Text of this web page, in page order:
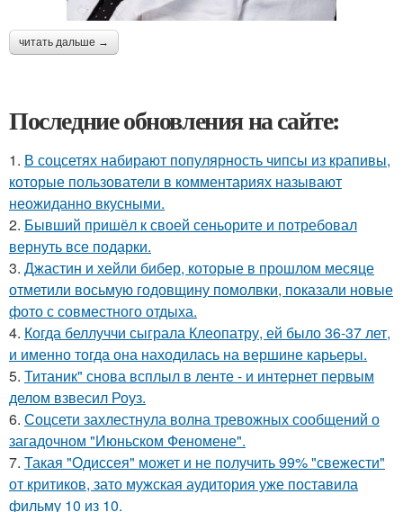
читать дальше →
Последние обновления на сайте:
1. В соцсетях набирают популярность чипсы из крапивы,
которые пользователи в комментариях называют
неожиданно вкусными.
2. Бывший пришёл к своей сеньорите и потребовал
вернуть все подарки.
3. Джастин и хейли бибер, которые в прошлом месяце
отметили восьмую годовщину помолвки, показали новые
фото с совместного отдыха.
4. Когда беллуччи сыграла Клеопатру, ей было 36-37 лет,
и именно тогда она находилась на вершине карьеры.
5. Титаник" снова всплыл в ленте - и интернет первым
делом взвесил Роуз.
6. Соцсети захлестнула волна тревожных сообщений о
загадочном "Июньском Феномене".
7. Такая "Одиссея" может и не получить 99% "свежести"
от критиков, зато мужская аудитория уже поставила
фильму 10 из 10.